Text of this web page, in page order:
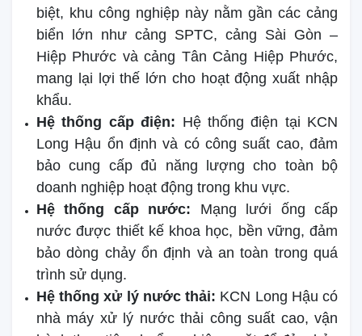
biệt, khu công nghiệp này nằm gần các cảng
biển lớn như cảng SPTC, cảng Sài Gòn –
Hiệp Phước và cảng Tân Cảng Hiệp Phước,
mang lại lợi thế lớn cho hoạt động xuất nhập
khẩu.
Hệ thống cấp điện: Hệ thống điện tại KCN
Long Hậu ổn định và có công suất cao, đảm
bảo cung cấp đủ năng lượng cho toàn bộ
doanh nghiệp hoạt động trong khu vực.
Hệ thống cấp nước: Mạng lưới ống cấp
nước được thiết kế khoa học, bền vững, đảm
bảo dòng chảy ổn định và an toàn trong quá
trình sử dụng.
Hệ thống xử lý nước thải: KCN Long Hậu có
nhà máy xử lý nước thải công suất cao, vận